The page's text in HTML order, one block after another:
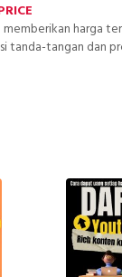
memberikan harga
tanda-tangan dan